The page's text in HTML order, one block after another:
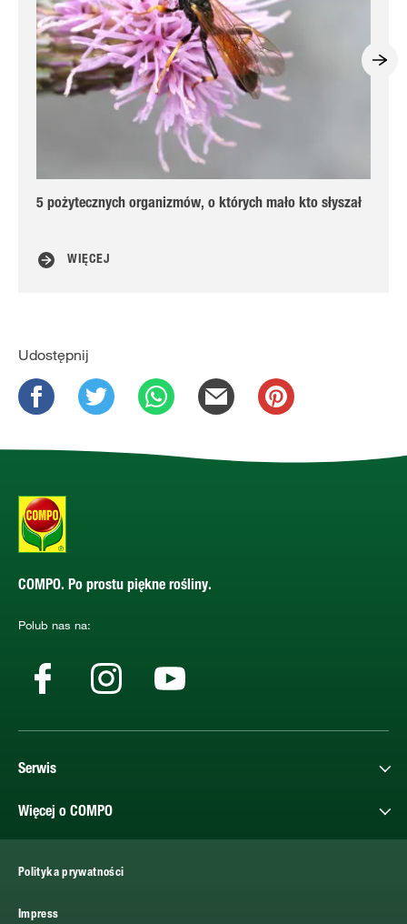
5 pożytecznych organizmów, o których mało kto słyszał
WIĘCEJ
Udostępnij
COMPO. Po prostu piękne rośliny.
Polub nas na:
Serwis
Więcej o COMPO
Polityka prywatności
Impress